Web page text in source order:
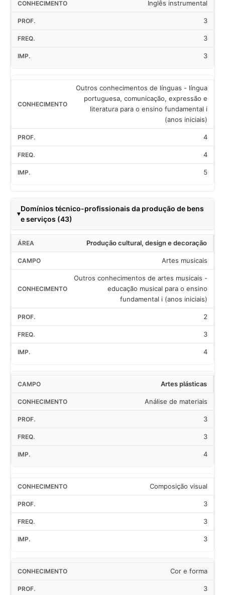
Inglês instrumental
3
3
3
Outros conhecimentos de línguas - língua
portuguesa, comunicação, expressão e
literatura para o ensino fundamental i
(anos iniciais)
4
4
5
Domínios técnico-profissionais da produção de bens
e serviços (43)
Produção cultural, design e decoração
Artes musicais
Outros conhecimentos de artes musicais -
educação musical para o ensino
fundamental i (anos iniciais)
2
3
4
Artes plásticas
Análise de materiais
3
3
4
Composição visual
3
3
3
Cor e forma
3